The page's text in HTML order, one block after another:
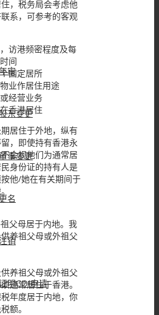
审
东变更
事变更
名
销
明COI申请
，税务局会考虑他
系，可参考的客观
访港频密程度及每
间
固定居所
业作居住用途
经营业务
香港居住
居住于外地，纵有
，即使持有香港永
会视他们为通常居
身份证的持有人是
他/她在有关期间于
父母居于内地。我
养祖父母或外祖父
养祖父母或外祖父
通常居住于香港。
年度居于内地，你
额。